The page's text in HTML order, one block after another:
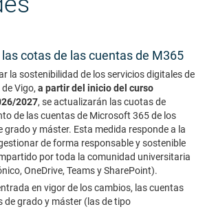
cotas de las cuentas de M365
la sostenibilidad de los servicios digitales de
Vigo, a partir del inicio del curso
2027, se actualizarán las cuotas de
de las cuentas de Microsoft 365 de los
grado y máster. Esta medida responde a la
de forma responsable y sostenible
por toda la comunidad universitaria
OneDrive, Teams y SharePoint).
en vigor de los cambios, las cuentas
de grado y máster (las de tipo